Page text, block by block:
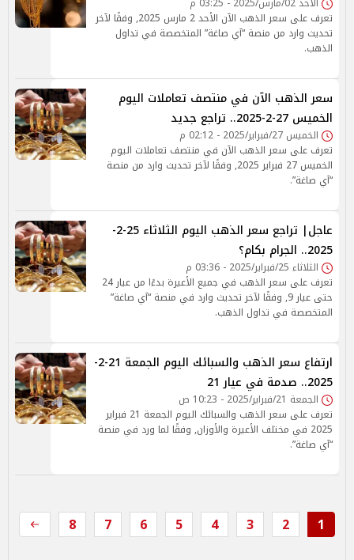
تعرف على سعر الذهب الآن الأحد 2 مارس 2025, وفقًا لآخر
تحديث وارد من منصة “آي صاغة” المتخصصة في تداول
الذهب.
سعر الذهب الآن في منتصف تعاملات اليوم
الخميس 27-2-2025.. تراجع جديد
الخميس 27/فبراير/2025 - 02:12 م
تعرف على سعر الذهب الآن في منتصف تعاملات اليوم
الخميس 27 فبراير 2025, وفقًا لآخر تحديث وارد من منصة
“آي صاغة”.
عاجل| تراجع سعر الذهب اليوم الثلاثاء 25-2-
2025.. الجرام بكام؟
الثلاثاء 25/فبراير/2025 - 03:36 م
تعرف على سعر الذهب في جميع الأعيرة بدءًا من عيار 24
حتى عيار 9, وفقًا لآخر تحديث وارد في منصة “آي صاغة”
المتخصصة في تداول الذهب.
ارتفاع سعر الذهب والسبائك اليوم الجمعة 21-2-
2025.. صدمة في عيار 21
الجمعة 21/فبراير/2025 - 10:23 ص
تعرف على سعر الذهب والسبائك اليوم الجمعة 21 فبراير
2025 في مختلف الأعيرة والأوزان, وفقًا لما ورد في منصة
“آي صاغة”.
1
2
3
4
5
6
7
8